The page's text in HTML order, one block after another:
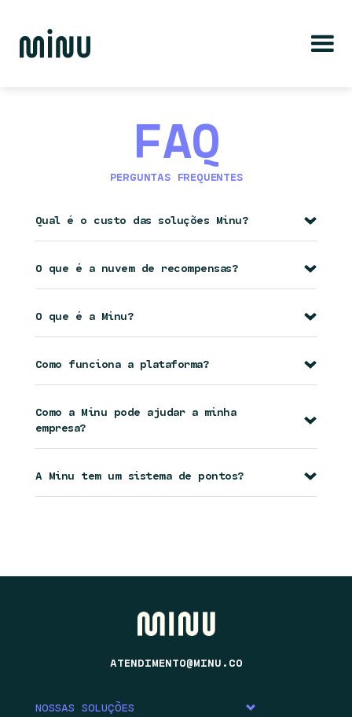
FAQ
PERGUNTAS FREQUENTES
Qual é o custo das soluções Minu?
O que é a nuvem de recompensas?
O que é a Minu?
Como funciona a plataforma?
Como a Minu pode ajudar a minha
empresa?
A Minu tem um sistema de pontos?
ATENDIMENTO@MINU.CO
NOSSAS SOLUÇÕES